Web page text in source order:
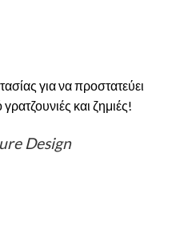
για να προστατεύει
και ζημιές!
Design